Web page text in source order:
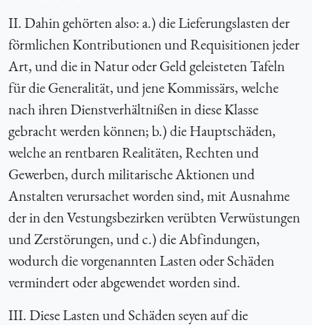
II. Dahin gehörten also: a.) die Lieferungslasten der
förmlichen Kontributionen und Requisitionen jeder
Art, und die in Natur oder Geld geleisteten Tafeln
für die Generalität, und jene Kommissärs, welche
nach ihren Dienstverhältnißen in diese Klasse
gebracht werden können; b.) die Hauptschäden,
welche an rentbaren Realitäten, Rechten und
Gewerben, durch militarische Aktionen und
Anstalten verursachet worden sind, mit Ausnahme
der in den Vestungsbezirken verübten Verwüstungen
und Zerstörungen, und c.) die Abfindungen,
wodurch die vorgenannten Lasten oder Schäden
vermindert oder abgewendet worden sind.
III. Diese Lasten und Schäden seyen auf die